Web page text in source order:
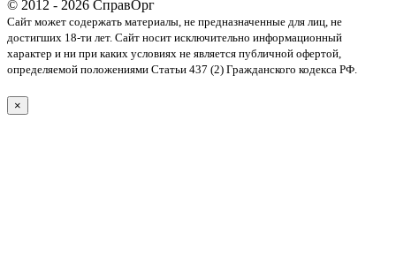
© 2012 - 2026 СправОрг
Сайт может содержать материалы, не предназначенные для лиц, не
достигших 18-ти лет. Cайт носит исключительно информационный
характер и ни при каких условиях не является публичной офертой,
определяемой положениями Статьи 437 (2) Гражданского кодекса РФ.
×